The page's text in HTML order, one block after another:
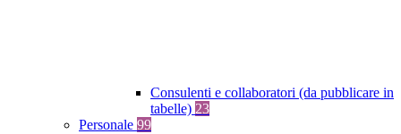
Consulenti e collaboratori (da pubblicare in
tabelle) 23
Personale 99